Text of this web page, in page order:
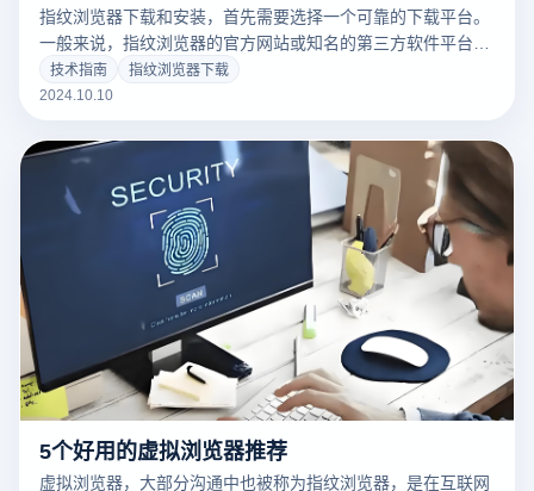
指纹浏览器下载和安装，首先需要选择一个可靠的下载平台。
一般来说，指纹浏览器的官方网站或知名的第三方软件平台都
提供安全的下载链接。下载前，建议检查浏览器的系统要求，
以确保您的设备和软件兼容。下载后，根据安装过程的提示完
技术指南
指纹浏览器下载
2024.10.10
5个好用的虚拟浏览器推荐
虚拟浏览器，大部分沟通中也被称为指纹浏览器，是在互联网